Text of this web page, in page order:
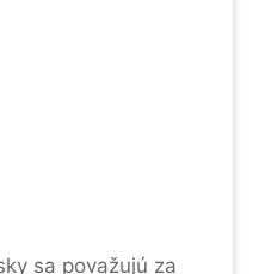
sa považujú za